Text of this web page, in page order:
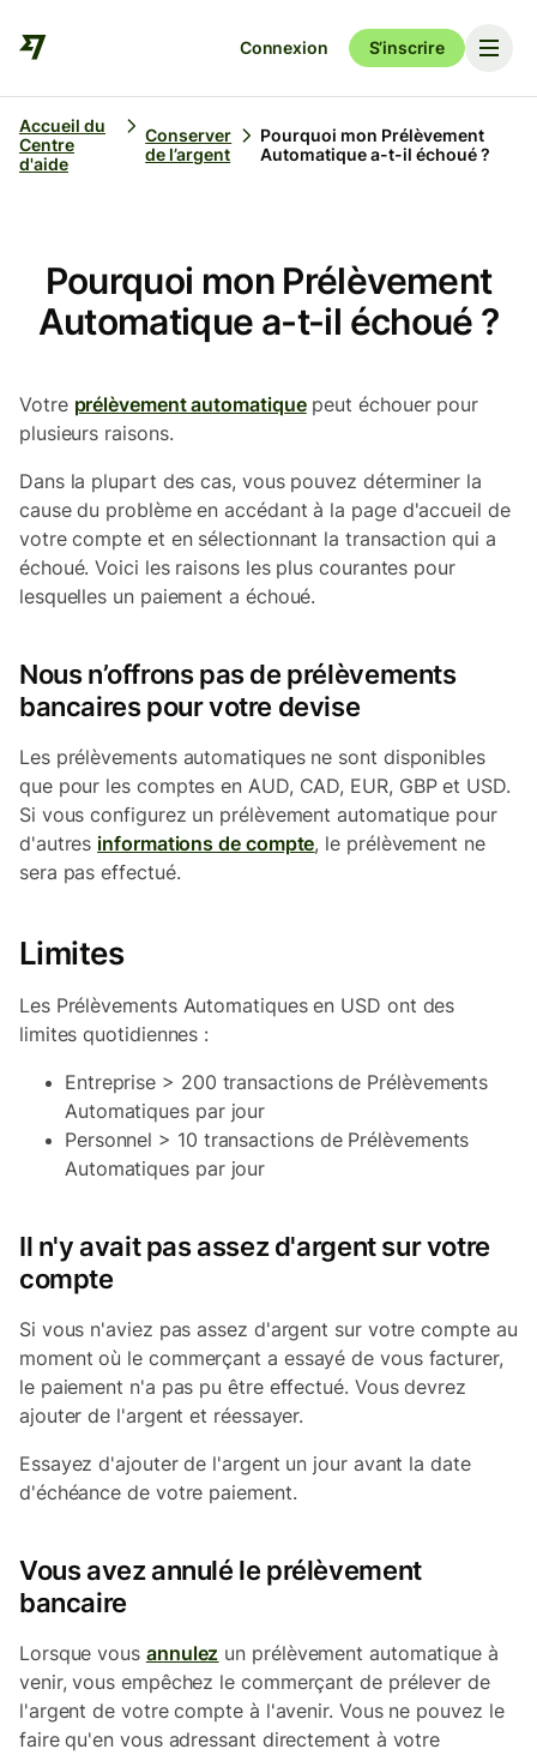
Connexion S’inscrire
Accueil du
Centre
d'aide
Conserver
de l’argent
Pourquoi mon Prélèvement
Automatique a-t-il échoué ?
Pourquoi mon Prélèvement
Automatique a-t-il échoué ?
Votre prélèvement automatiquepeut échouer pour
plusieurs raisons.
Dans la plupart des cas, vous pouvez déterminer la
cause du problème en accédant à la page d'accueil de
votre compte et en sélectionnant la transaction qui a
échoué. Voici les raisons les plus courantes pour
lesquelles un paiement a échoué.
Nous n’offrons pas de prélèvements
bancaires pour votre devise
Les prélèvements automatiques ne sont disponibles
que pour les comptes en AUD, CAD, EUR, GBP et USD.
Si vous configurez un prélèvement automatique pour
d'autres informations de compte, le prélèvement ne
sera pas effectué.
Limites
Les Prélèvements Automatiques en USD ont des
limites quotidiennes :
Entreprise > 200 transactions de Prélèvements
Automatiques par jour
Personnel > 10 transactions de Prélèvements
Automatiques par jour
Il n'y avait pas assez d'argent sur votre
compte
Si vous n'aviez pas assez d'argent sur votre compte au
moment où le commerçant a essayé de vous facturer,
le paiement n'a pas pu être effectué. Vous devrez
ajouter de l'argent et réessayer.
Essayez d'ajouter de l'argent un jour avant la date
d'échéance de votre paiement.
Vous avez annulé le prélèvement
bancaire
Lorsque vous annulez un prélèvement automatique à
venir, vous empêchez le commerçant de prélever de
l'argent de votre compte à l'avenir. Vous ne pouvez le
faire qu'en vous adressant directement à votre